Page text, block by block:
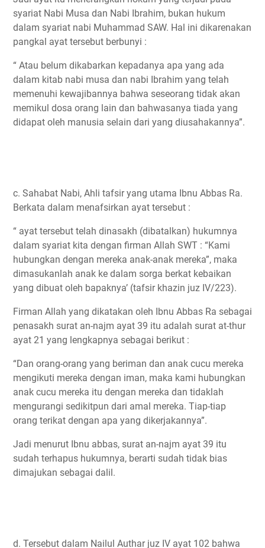
syariat Nabi Musa dan Nabi Ibrahim, bukan hukum
dalam syariat nabi Muhammad SAW. Hal ini dikarenakan
pangkal ayat tersebut berbunyi :
“ Atau belum dikabarkan kepadanya apa yang ada
dalam kitab nabi musa dan nabi Ibrahim yang telah
memenuhi kewajibannya bahwa seseorang tidak akan
memikul dosa orang lain dan bahwasanya tiada yang
didapat oleh manusia selain dari yang diusahakannya”.
c. Sahabat Nabi, Ahli tafsir yang utama Ibnu Abbas Ra.
Berkata dalam menafsirkan ayat tersebut :
“ ayat tersebut telah dinasakh (dibatalkan) hukumnya
dalam syariat kita dengan firman Allah SWT : “Kami
hubungkan dengan mereka anak-anak mereka”, maka
dimasukanlah anak ke dalam sorga berkat kebaikan
yang dibuat oleh bapaknya’ (tafsir khazin juz IV/223).
Firman Allah yang dikatakan oleh Ibnu Abbas Ra sebagai
penasakh surat an-najm ayat 39 itu adalah surat at-thur
ayat 21 yang lengkapnya sebagai berikut :
“Dan orang-orang yang beriman dan anak cucu mereka
mengikuti mereka dengan iman, maka kami hubungkan
anak cucu mereka itu dengan mereka dan tidaklah
mengurangi sedikitpun dari amal mereka. Tiap-tiap
orang terikat dengan apa yang dikerjakannya”.
Jadi menurut Ibnu abbas, surat an-najm ayat 39 itu
sudah terhapus hukumnya, berarti sudah tidak bias
dimajukan sebagai dalil.
d. Tersebut dalam Nailul Authar juz IV ayat 102 bahwa